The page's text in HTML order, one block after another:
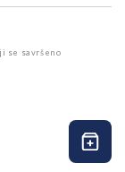
se savršeno